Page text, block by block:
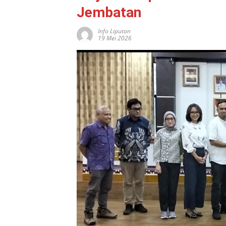
Jembatan
Info Liputan
19 Mei 2026